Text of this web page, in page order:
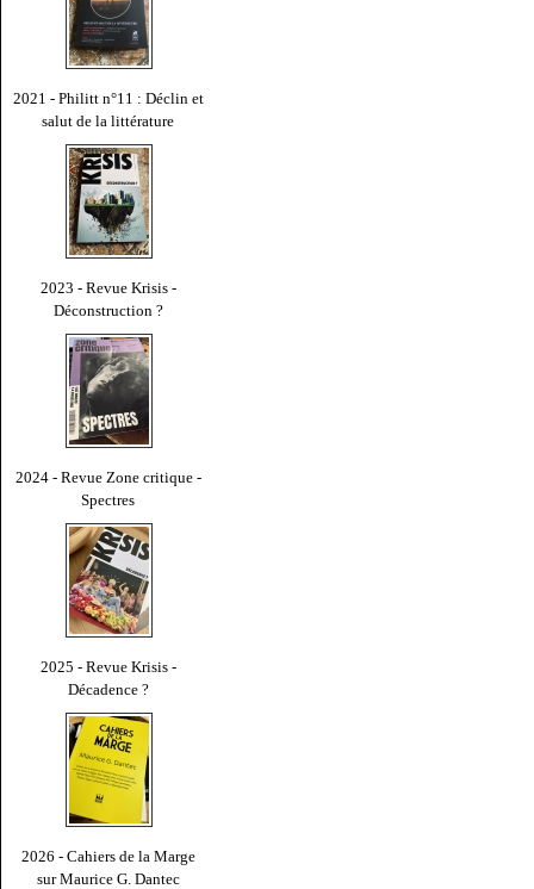
2021 - Philitt n°11 : Déclin et
salut de la littérature
2023 - Revue Krisis -
Déconstruction ?
2024 - Revue Zone critique -
Spectres
2025 - Revue Krisis -
Décadence ?
2026 - Cahiers de la Marge
sur Maurice G. Dantec